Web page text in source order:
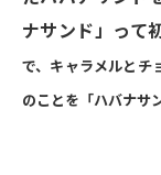
ナサンド」って
で、キャラメルとチ
のことを「ハバナサ